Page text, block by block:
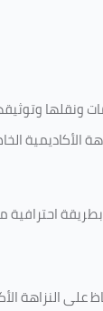
ونقلها
الأكاديمية
احترافية
على النزاهة